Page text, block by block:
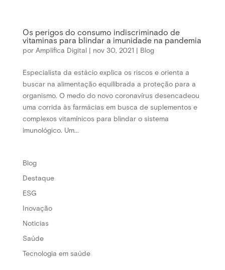
Os perigos do consumo indiscriminado de
vitaminas para blindar a imunidade na pandemia
por Amplifica Digital| nov 30, 2021 | Blog
Especialista da estácio explica os riscos e orienta a
buscar na alimentação equilibrada a proteção para a
organismo. O medo do novo coronavírus desencadeou
uma corrida às farmácias em busca de suplementos e
complexos vitamínicos para blindar o sistema
imunológico. Um...
Blog
Destaque
ESG
Inovação
Noticias
Saúde
Tecnologia em saúde